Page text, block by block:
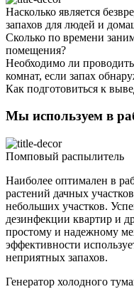
Насколько является
запахов для людей и
Сколько по времени
помещения?
Необходимо ли
комнат, если запах
Как подготовиться к
Мы используем в
Помповый распылитель
Наиболее оптимален в
растений дачных
небольших участков.
дезинфекции квартир и
простому и надежному
эффективности
неприятных запахов.
Генератор холодного